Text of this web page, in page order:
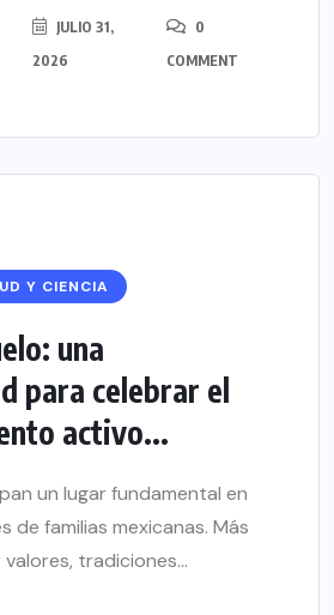
JULIO 31,
2026
0
COMMENT
Y CIENCIA
una
para celebrar el
activo...
un lugar fundamental en
de familias mexicanas. Más
tradiciones...